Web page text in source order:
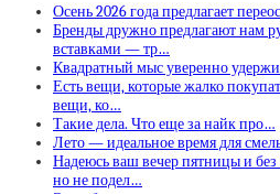
Осень 2026 года предлагает
Бренды дружно предлагают нам
вставками — тр…
Квадратный мыс уверенно
Есть вещи, которые жалко
вещи, ко…
Такие дела. Что еще за найк про…
Лето — идеальное время для
Надеюсь ваш вечер пятницы и
но не подел…